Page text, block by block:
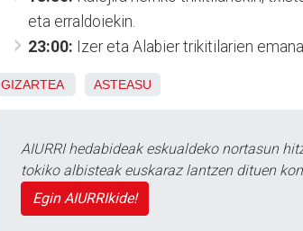
eta erraldoiekin.
23:00: Izer eta Alabier trikitilarien
GIZARTEA ASTEASU
AIURRI hedabideak eskualdeko nortasun
tokiko albisteak euskaraz lantzen dituen
Egin AIURRIkide!